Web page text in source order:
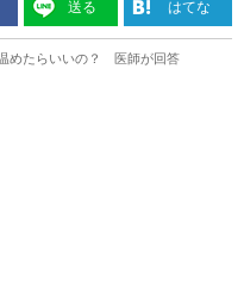
送る はてな
めたらいいの？ 医師が回答